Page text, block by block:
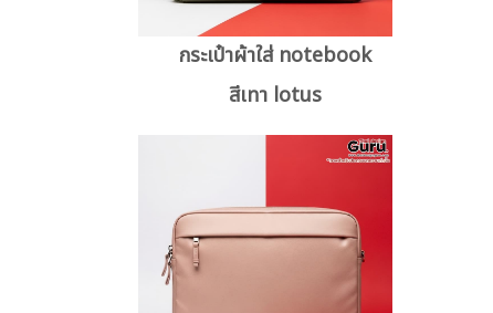
กระเป๋าผ้าใส่ notebook
สีเทา lotus